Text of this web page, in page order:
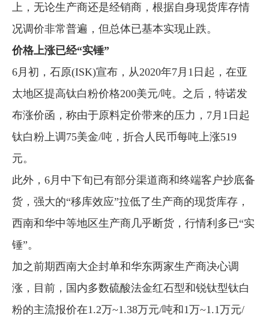
《资源再生》杂志
数字报
上，无论生产商还是经销商，根据自身现货库存情
况调价非常普遍，但总体已基本实现止跌。
价格上涨已经“实锤”
6月初，石原(ISK)宣布，从2020年7月1日起，在亚
太地区提高钛白粉价格200美元/吨。之后，特诺发
布涨价函，称由于原料定价带来的压力，7月1日起
钛白粉上调75美金/吨，折合人民币每吨上涨519
元。
此外，6月中下旬已有部分渠道商和终端客户抄底备
货，强大的“移库效应”拉低了生产商的现货库存，
西南和华中等地区生产商几乎断货，行情利多已“实
锤”。
加之前期西南大企封单和华东两家生产商决心调
涨，目前，国内多数硫酸法金红石型和锐钛型钛白
粉的主流报价在1.2万~1.38万元/吨和1万~1.1万元/